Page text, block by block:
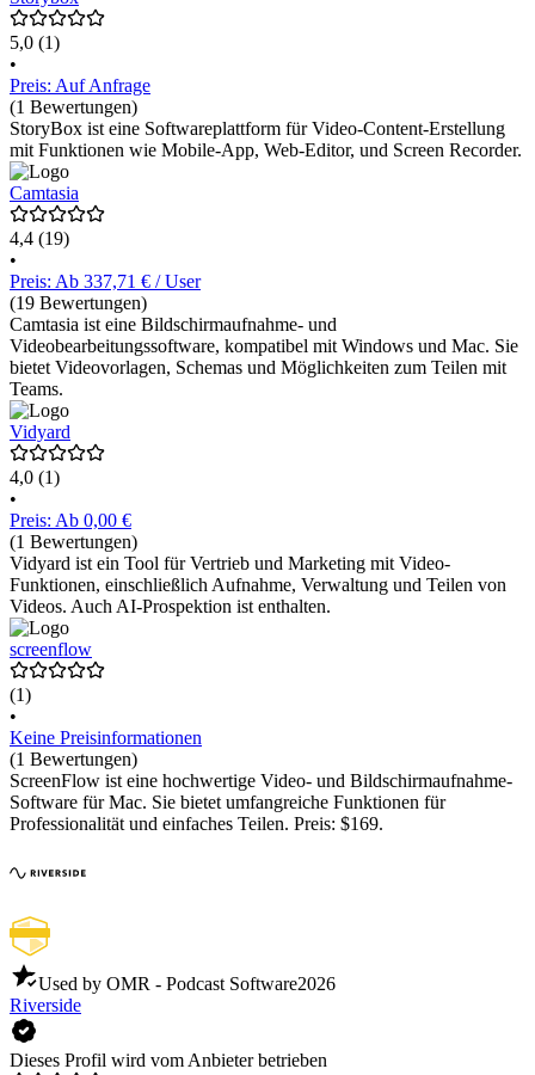
5,0 (1)
•
Preis: Auf Anfrage
(1 Bewertungen)
StoryBox ist eine Softwareplattform für Video-Content-Erstellung
mit Funktionen wie Mobile-App, Web-Editor, und Screen Recorder.
Camtasia
4,4 (19)
•
Preis: Ab 337,71 € / User
(19 Bewertungen)
Camtasia ist eine Bildschirmaufnahme- und
Videobearbeitungssoftware, kompatibel mit Windows und Mac. Sie
bietet Videovorlagen, Schemas und Möglichkeiten zum Teilen mit
Teams.
Vidyard
4,0 (1)
•
Preis: Ab 0,00 €
(1 Bewertungen)
Vidyard ist ein Tool für Vertrieb und Marketing mit Video-
Funktionen, einschließlich Aufnahme, Verwaltung und Teilen von
Videos. Auch AI-Prospektion ist enthalten.
screenflow
(1)
•
Keine Preisinformationen
(1 Bewertungen)
ScreenFlow ist eine hochwertige Video- und Bildschirmaufnahme-
Software für Mac. Sie bietet umfangreiche Funktionen für
Professionalität und einfaches Teilen. Preis: $169.
Used by OMR - Podcast Software2026
Riverside
Dieses Profil wird vom Anbieter betrieben